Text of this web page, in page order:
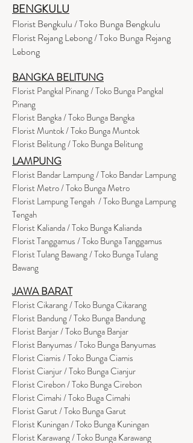
BENGKULU
Florist Bengkulu / Toko Bunga Bengkulu
Florist Rejang Lebong / Toko Bunga Rejang
Lebong
BANGKA BELITUNG
Florist Pangkal Pinang / Toko Bunga Pangkal
Pinang
Florist Bangka / Toko Bunga Bangka
Florist Muntok / Toko Bunga Muntok
Florist Belitung / Toko Bunga Belitung
LAMPUNG
Florist Bandar Lampung / Toko Bandar Lampung
Florist Metro / Toko Bunga Metro
Florist Lampung Tengah / Toko Bunga Lampung
Tengah
Florist Kalianda / Toko Bunga Kalianda
Florist Tanggamus / Toko Bunga Tanggamus
Florist Tulang Bawang / Toko Bunga Tulang
Bawang
JAWA BARAT
Florist Cikarang/ Toko Bunga Cikarang
Florist Bandung / Toko Bunga Bandung
Florist Banjar / Toko Bunga Banjar
Florist Banyumas / Toko Bunga Banyumas
Florist Ciamis / Toko Bunga Ciamis
Florist Cianjur / Toko Bunga Cianjur
Florist Cirebon / Toko Bunga Cirebon
Florist Cimahi / Toko Buga Cimahi
Florist Garut / Toko Bunga Garut
Florist Kuningan / Toko Bunga Kuningan
Florist Karawang / Toko Bunga Karawang